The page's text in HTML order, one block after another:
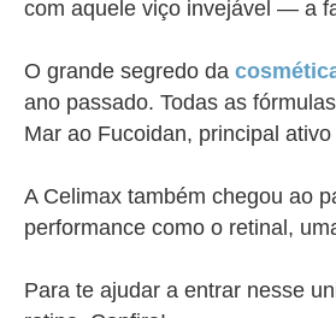
com aquele viço invejável — a
O grande segredo da
ano passado. Todas as
Mar ao Fucoidan, principal
A Celimax também chegou ao
performance como o retinal,
Para te ajudar a entrar nesse